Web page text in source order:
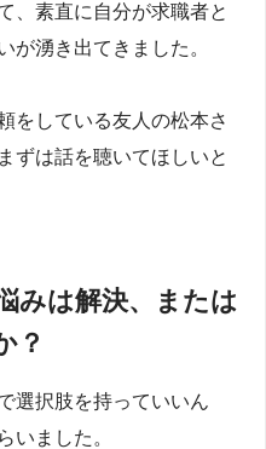
、素直に自分が求職者と
が湧き出てきました。
をしている友人の松本さ
ずは話を聴いてほしいと
みは解決、または
？
選択肢を持っていいん
いました。